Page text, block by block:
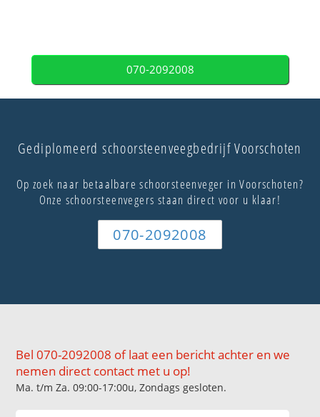
070-2092008
Gediplomeerd schoorsteenveegbedrijf Voorschoten
Op zoek naar betaalbare schoorsteenveger in Voorschoten?
Onze schoorsteenvegers staan direct voor u klaar!
070-2092008
Bel 070-2092008 of laat een bericht achter en we
nemen direct contact met u op!
Ma. t/m Za. 09:00-17:00u, Zondags gesloten.